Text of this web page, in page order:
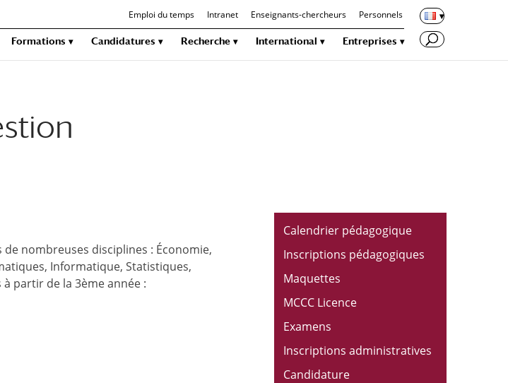
Emploi du temps Intranet Enseignants-chercheurs Personnels
Formations Candidatures Recherche International Entreprises
nombreuses disciplines : Économie,
Informatique, Statistiques,
partir de la 3ème année :
Calendrier pédagogique
Inscriptions pédagogiques
Maquettes
MCCC Licence
Examens
Inscriptions administratives
Candidature